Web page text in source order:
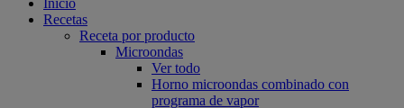
Inicio
Recetas
Receta por producto
Microondas
Ver todo
Horno microondas combinado con
programa de vapor